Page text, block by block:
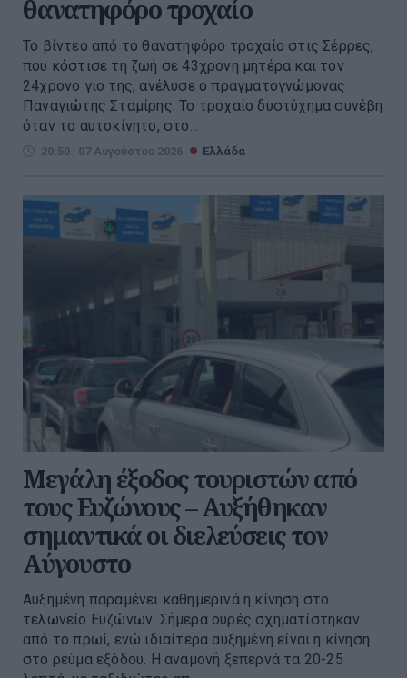
θανατηφόρο τροχαίο
Το βίντεο από το θανατηφόρο τροχαίο στις Σέρρες,
που κόστισε τη ζωή σε 43χρονη μητέρα και τον
24χρονο γιο της, ανέλυσε ο πραγματογνώμονας
Παναγιώτης Σταμίρης. Το τροχαίο δυστύχημα συνέβη
όταν το αυτοκίνητο, στο...
20:50 | 07 Αυγούστου 2026 Ελλάδα
Μεγάλη έξοδος τουριστών από
τους Ευζώνους – Αυξήθηκαν
σημαντικά οι διελεύσεις τον
Αύγουστο
Αυξημένη παραμένει καθημερινά η κίνηση στο
τελωνείο Ευζώνων. Σήμερα ουρές σχηματίστηκαν
από το πρωί, ενώ ιδιαίτερα αυξημένη είναι η κίνηση
στο ρεύμα εξόδου. Η αναμονή ξεπερνά τα 20-25